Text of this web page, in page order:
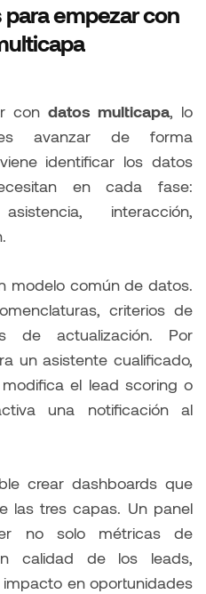
empezar con
con datos multicapa, lo
avanzar de forma
identificar los datos
en cada fase:
interacción,
modelo común de datos.
criterios de
de actualización. Por
un asistente cualificado,
el lead scoring o
una notificación al
crear dashboards que
las tres capas. Un panel
no solo métricas de
calidad de los leads,
en oportunidades